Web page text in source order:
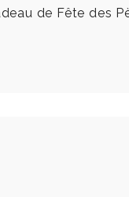
de Fête des